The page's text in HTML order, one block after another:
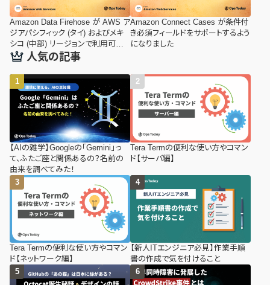
Amazon Data Firehose が AWS ア
ジアパシフィック (タイ) およびメキ
シコ (中部) リージョンで利用可能
になりました
Amazon Connect Cases が条件付
き必須フィールドをサポートするよう
になりました
人気の記事
【AIの雑学】Googleの「Gemini」っ
て、ふたご座と関係あるの？名前の
由来を調べてみた！
Tera Termの便利な使い方やコマン
ド【サーバ編】
Tera Termの便利な使い方やコマン
ド【ネットワーク編】
【新人ITエンジニア必見】作業手順
書の作成で気を付けること